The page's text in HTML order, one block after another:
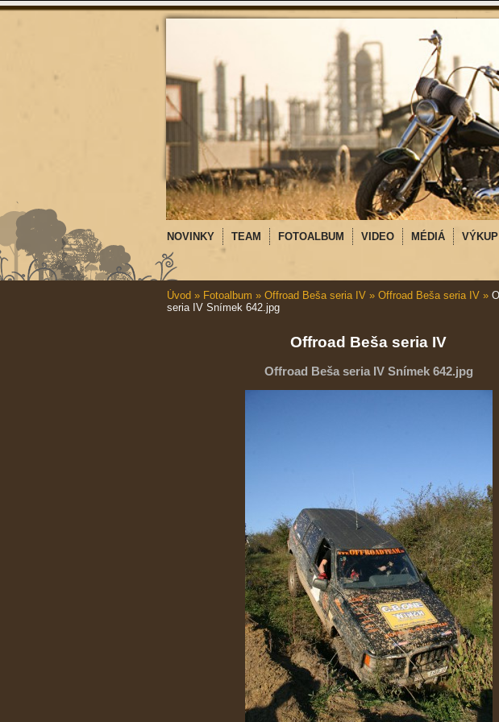
NOVINKY TEAM FOTOALBUM VIDEO MÉDIÁ
Úvod » Fotoalbum » Offroad Beša seria IV » Offroad Beša seria IV »
seria IV Snímek 642.jpg
Offroad Beša seria IV
Offroad Beša seria IV Snímek 642.jpg